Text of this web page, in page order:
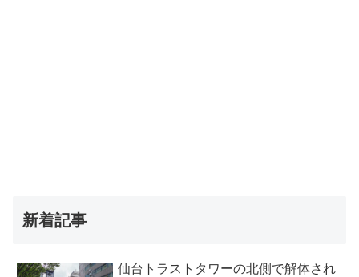
新着記事
仙台トラストタワーの北側で解体され